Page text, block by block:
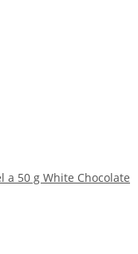
a 50 g White Chocolate